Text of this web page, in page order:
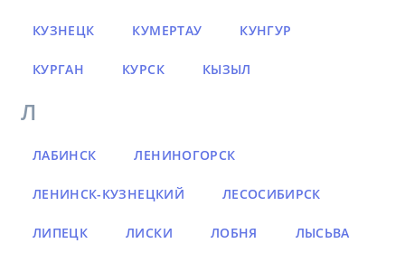
КУЗНЕЦК КУМЕРТАУ КУНГУР
КУРГАН КУРСК КЫЗЫЛ
Л
ЛАБИНСК ЛЕНИНОГОРСК
ЛЕНИНСК-КУЗНЕЦКИЙ ЛЕСОСИБИРСК
ЛИПЕЦК ЛИСКИ ЛОБНЯ ЛЫСЬВА